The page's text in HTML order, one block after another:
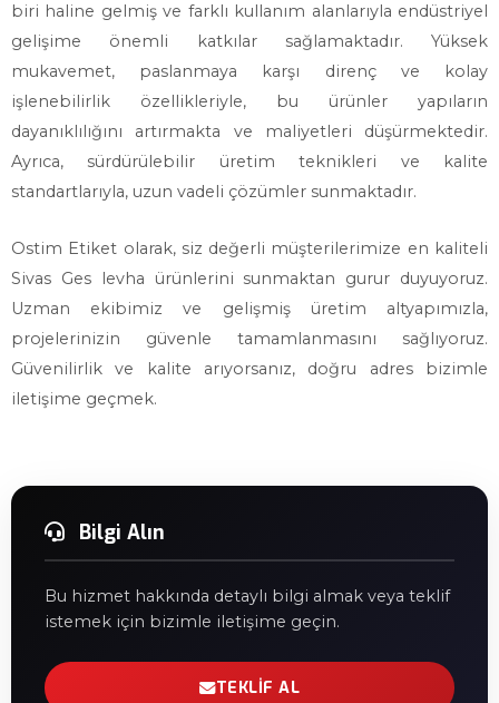
biri haline gelmiş ve farklı kullanım alanlarıyla endüstriyel
gelişime önemli katkılar sağlamaktadır. Yüksek
mukavemet, paslanmaya karşı direnç ve kolay
işlenebilirlik özellikleriyle, bu ürünler yapıların
dayanıklılığını artırmakta ve maliyetleri düşürmektedir.
Ayrıca, sürdürülebilir üretim teknikleri ve kalite
standartlarıyla, uzun vadeli çözümler sunmaktadır.
Ostim Etiket olarak, siz değerli müşterilerimize en kaliteli
Sivas Ges levha ürünlerini sunmaktan gurur duyuyoruz.
Uzman ekibimiz ve gelişmiş üretim altyapımızla,
projelerinizin güvenle tamamlanmasını sağlıyoruz.
Güvenilirlik ve kalite arıyorsanız, doğru adres bizimle
iletişime geçmek.
Bilgi Alın
Bu hizmet hakkında detaylı bilgi almak veya teklif
istemek için bizimle iletişime geçin.
TEKLIF AL